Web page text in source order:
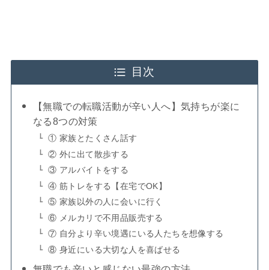
目次
【無職での転職活動が辛い人へ】気持ちが楽に
なる8つの対策
① 家族とたくさん話す
② 外に出て散歩する
③ アルバイトをする
④ 筋トレをする【在宅でOK】
⑤ 家族以外の人に会いに行く
⑥ メルカリで不用品販売する
⑦ 自分より辛い境遇にいる人たちを想像する
⑧ 身近にいる大切な人を喜ばせる